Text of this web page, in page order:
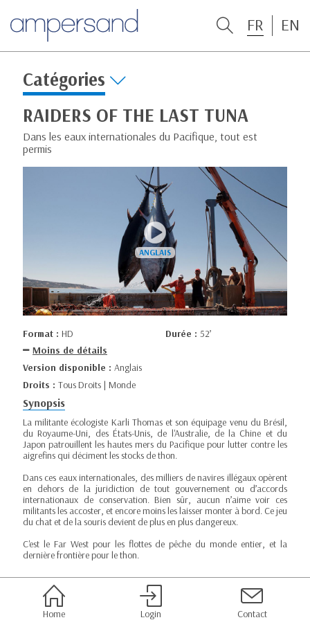
FR EN
Catégories
RAIDERS OF THE LAST TUNA
Dans les eaux internationales du Pacifique, tout est
permis
Format : HD Durée : 52’
Moins de détails
Version disponible : Anglais
Droits : Tous Droits | Monde
Synopsis
La militante écologiste Karli Thomas et son équipage venu du Brésil,
du Royaume-Uni, des États-Unis, de l'Australie, de la Chine et du
Japon patrouillent les hautes mers du Pacifique pour lutter contre les
aigrefins qui déciment les stocks de thon.
Dans ces eaux internationales, des milliers de navires illégaux opèrent
en dehors de la juridiction de tout gouvernement ou d’accords
internationaux de conservation. Bien sûr, aucun n’aime voir ces
militants les accoster, et encore moins les laisser monter à bord. Ce jeu
du chat et de la souris devient de plus en plus dangereux.
C'est le Far West pour les flottes de pêche du monde entier, et la
dernière frontière pour le thon.
Home Login Contact